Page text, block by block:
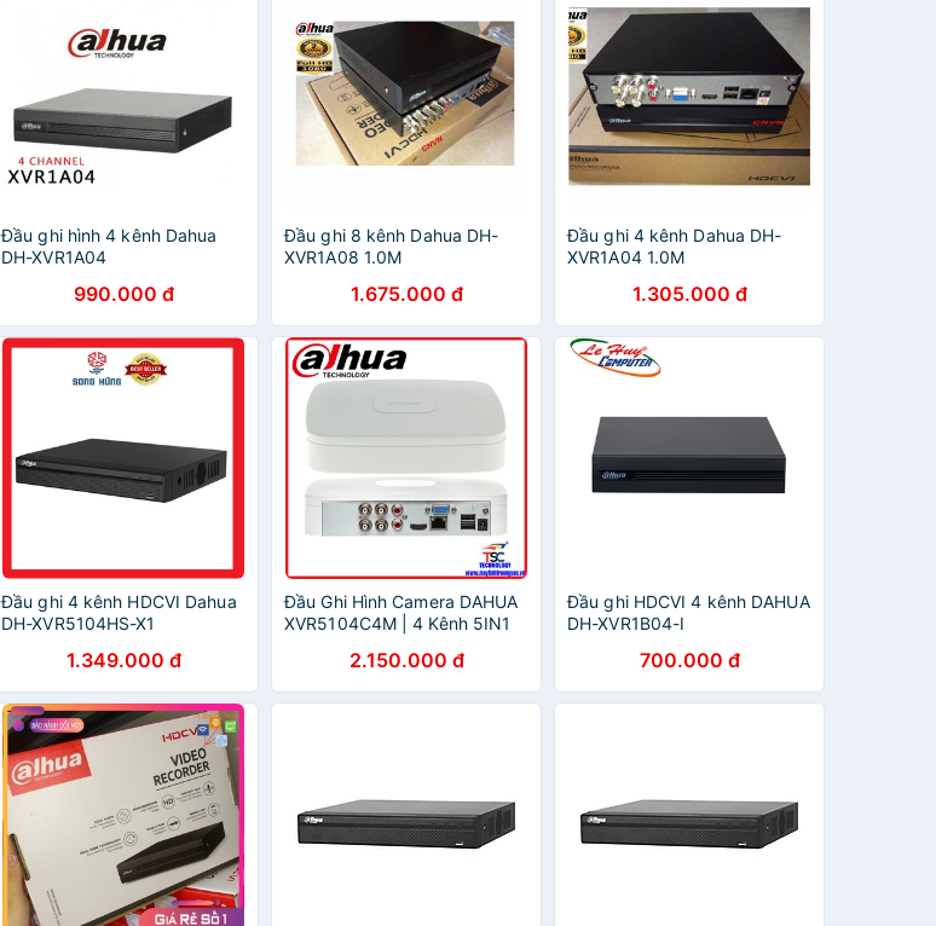
Đầu ghi hình 4 kênh Dahua
DH-XVR1A04
990.000 đ
Đầu ghi 8 kênh Dahua DH-
XVR1A08 1.0M
1.675.000 đ
Đầu ghi 4 kênh Dahua DH-
XVR1A04 1.0M
1.305.000 đ
Đầu ghi 4 kênh HDCVI Dahua
DH-XVR5104HS-X1
1.349.000 đ
Đầu Ghi Hình Camera DAHUA
XVR5104C4M | 4 Kênh 5IN1
2.150.000 đ
Đầu ghi HDCVI 4 kênh DAHUA
DH-XVR1B04-I
700.000 đ